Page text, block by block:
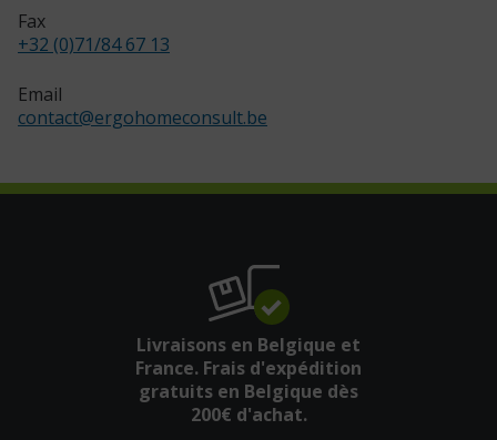
Fax
+32 (0)71/84 67 13
Email
contact@ergohomeconsult.be
Livraisons en Belgique et
France. Frais d'expédition
gratuits en Belgique dès
200€ d'achat.